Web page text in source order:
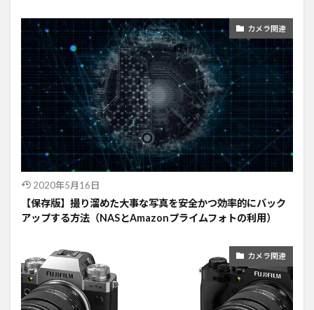
カメラ関連
2020年5月16日
【保存版】撮り溜めた大事な写真を安全かつ効率的にバック
アップする方法（NASとAmazonプライムフォトの利用）
カメラ関連